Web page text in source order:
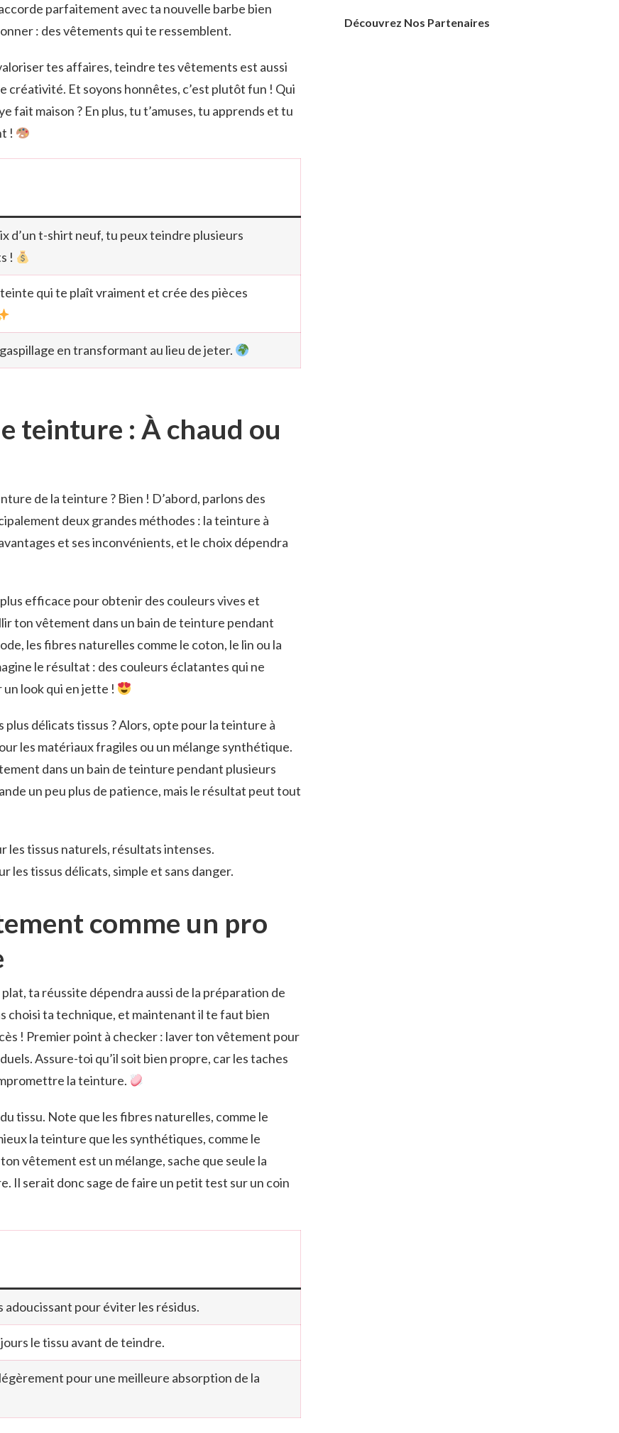
parfaitement avec ta nouvelle barbe bien
: des vêtements qui te ressemblent.
tes affaires, teindre tes vêtements est aussi
créativité. Et soyons honnêtes, c’est plutôt fun ! Qui
fait maison ? En plus, tu t’amuses, tu apprends et tu
!
d’un t-shirt neuf, tu peux teindre plusieurs
!
teinte qui te plaît vraiment et crée des pièces
en transformant au lieu de jeter.
teinture : À chaud ou
de la teinture ? Bien ! D’abord, parlons des
deux grandes méthodes : la teinture à
et ses inconvénients, et le choix dépendra
efficace pour obtenir des couleurs vives et
ton vêtement dans un bain de teinture pendant
les fibres naturelles comme le coton, le lin ou la
le résultat : des couleurs éclatantes qui ne
un look qui en jette !
délicats tissus ? Alors, opte pour la teinture à
les matériaux fragiles ou un mélange synthétique.
dans un bain de teinture pendant plusieurs
un peu plus de patience, mais le résultat peut tout
les tissus naturels, résultats intenses.
les tissus délicats, simple et sans danger.
comme un pro
ta réussite dépendra aussi de la préparation de
choisi ta technique, et maintenant il te faut bien
! Premier point à checker : laver ton vêtement pour
Assure-toi qu’il soit bien propre, car les taches
la teinture.
tissu. Note que les fibres naturelles, comme le
la teinture que les synthétiques, comme le
vêtement est un mélange, sache que seule la
Il serait donc sage de faire un petit test sur un coin
adoucissant pour éviter les résidus.
le tissu avant de teindre.
pour une meilleure absorption de la
Découvrez Nos Partenaires